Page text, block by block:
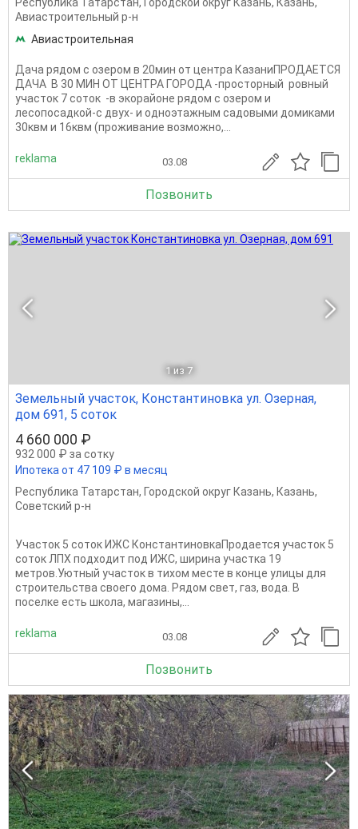
Авиастроительный р-н
Авиастроительная
Дача рядом с озером в 20мин от центра КазаниПРОДАЕТСЯ
ДАЧА В 30 МИН ОТ ЦЕНТРА ГОРОДА -просторный ровный
участок 7 соток -в экорайоне рядом с озером и
лесопосадкой-с двух- и одноэтажным садовыми домиками
30квм и 16квм (проживание возможно,...
reklama 03.08
Позвонить
1 из 7
Земельный участок, Константиновка ул. Озерная,
дом 691, 5 соток
4 660 000 ₽
932 000 ₽ за сотку
Ипотека от 47 109 ₽ в месяц
Республика Татарстан, Городской округ Казань, Казань,
Советский р-н
Участок 5 соток ИЖС КонстантиновкаПродается участок 5
соток ЛПХ подходит под ИЖС, ширина участка 19
метров.Уютный участок в тихом месте в конце улицы для
строительства своего дома. Рядом свет, газ, вода. В
поселке есть школа, магазины,...
reklama 03.08
Позвонить